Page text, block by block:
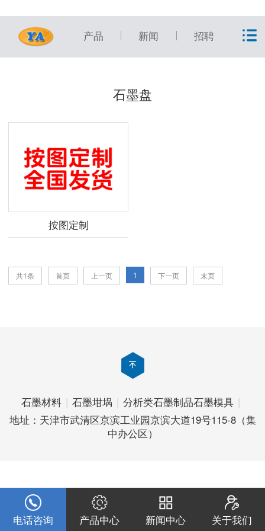
产品 新闻 招聘
石墨盘
按图定制
共1条 首页 上一页 1 下一页 末页
石墨材料 | 石墨坩埚 | 分析类石墨制品石墨模具 |
地址：天津市武清区京滨工业园京滨大道19号115-8（集
中办公区）
电话咨询 产品中心 新闻中心 关于我们